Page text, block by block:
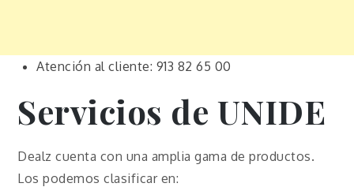
Atención al cliente: 913 82 65 00
Servicios de UNIDE
Dealz cuenta con una amplia gama de productos.
Los podemos clasificar en: